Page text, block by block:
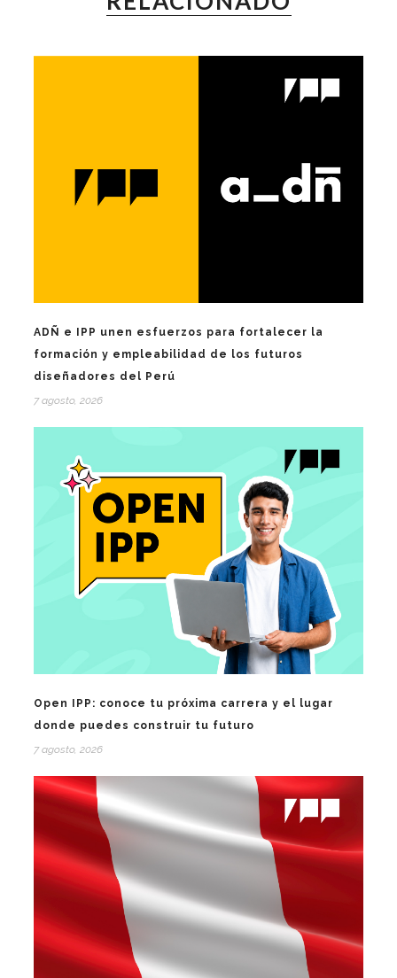
ADÑ e IPP unen esfuerzos para fortalecer la
formación y empleabilidad de los futuros
diseñadores del Perú
7 agosto, 2026
Open IPP: conoce tu próxima carrera y el lugar
donde puedes construir tu futuro
7 agosto, 2026